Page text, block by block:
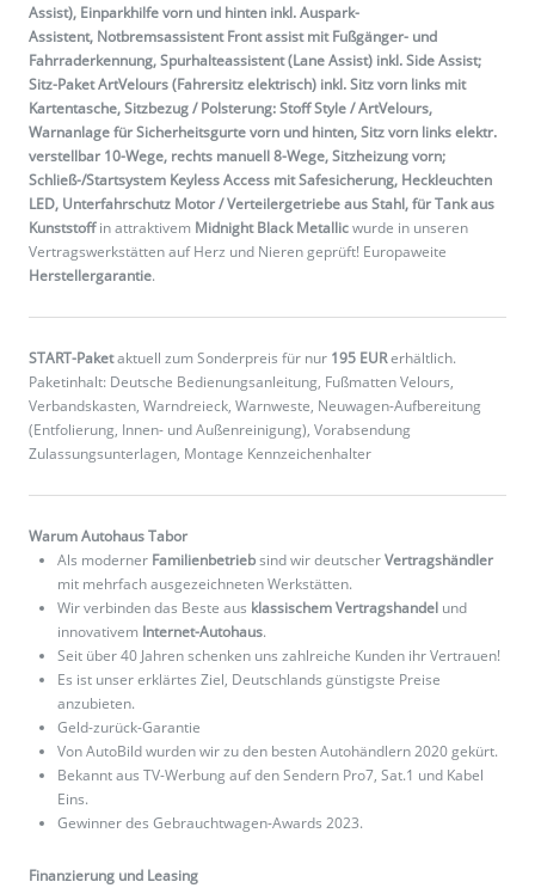
Assist), Einparkhilfe vorn und hinten inkl. Auspark-
Assistent, Notbremsassistent Front assist mit Fußgänger- und
Fahrraderkennung, Spurhalteassistent (Lane Assist) inkl. Side Assist;
Sitz-Paket ArtVelours (Fahrersitz elektrisch) inkl. Sitz vorn links mit
Kartentasche, Sitzbezug / Polsterung: Stoff Style / ArtVelours,
Warnanlage für Sicherheitsgurte vorn und hinten, Sitz vorn links elektr.
verstellbar 10-Wege, rechts manuell 8-Wege, Sitzheizung vorn;
Schließ-/Startsystem Keyless Access mit Safesicherung, Heckleuchten
LED, Unterfahrschutz Motor / Verteilergetriebe aus Stahl, für Tank aus
Kunststoffin attraktivem Midnight Black Metallicwurde in unseren
Vertragswerkstätten auf Herz und Nieren geprüft! Europaweite
Herstellergarantie.
START-Paketaktuell zum Sonderpreis für nur 195 EURerhältlich.
Paketinhalt: Deutsche Bedienungsanleitung, Fußmatten Velours,
Verbandskasten, Warndreieck, Warnweste, Neuwagen-Aufbereitung
(Entfolierung, Innen- und Außenreinigung), Vorabsendung
Zulassungsunterlagen, Montage Kennzeichenhalter
Warum Autohaus Tabor
Als moderner Familienbetriebsind wir deutscherVertragshändler
mit mehrfach ausgezeichneten Werkstätten.
Wir verbinden das Beste aus klassischem Vertragshandel und
innovativem Internet-Autohaus.
Seit über 40 Jahren schenken uns zahlreiche Kunden ihr Vertrauen!
Es ist unser erklärtes Ziel, Deutschlands günstigste Preise
anzubieten.
Geld-zurück-Garantie
Von AutoBild wurden wir zu den besten Autohändlern 2020 gekürt.
Bekannt aus TV-Werbung auf den Sendern Pro7, Sat.1 und Kabel
Eins.
Gewinner des Gebrauchtwagen-Awards 2023.
Finanzierung und Leasing